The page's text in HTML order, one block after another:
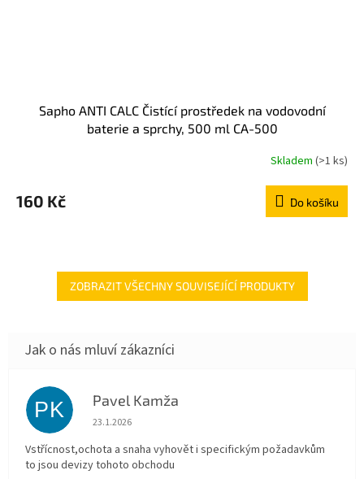
Sapho ANTI CALC Čistící prostředek na vodovodní
baterie a sprchy, 500 ml CA-500
Skladem (>1 ks)
160 Kč Do košíku
ZOBRAZIT VŠECHNY SOUVISEJÍCÍ PRODUKTY
PK Pavel Kamža
Hodnocení obchodu je 5 z 5 hvězdiček.
23.1.2026
Vstřícnost,ochota a snaha vyhovět i specifickým požadavkům
to jsou devizy tohoto obchodu